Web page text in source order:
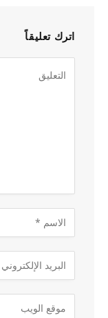
اترك تعليقاً